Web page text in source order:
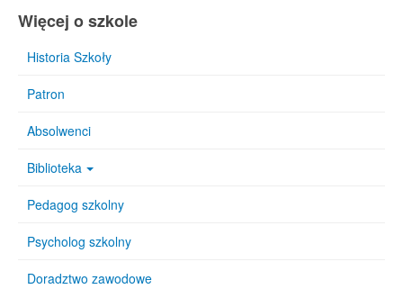
Więcej o szkole
Historia Szkoły
Patron
Absolwenci
Biblioteka
Pedagog szkolny
Psycholog szkolny
Doradztwo zawodowe